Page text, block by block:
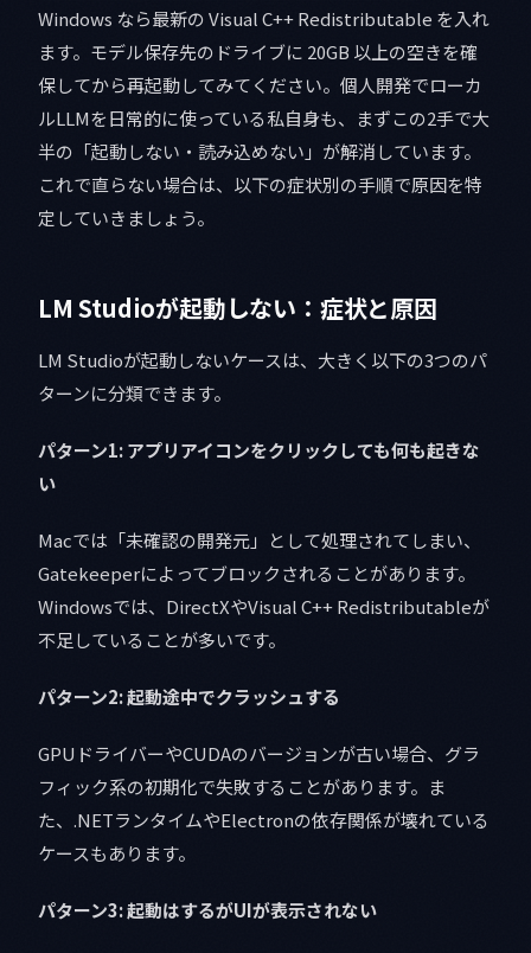
Windows なら最新の Visual C++ Redistributable を入れ
ます。モデル保存先のドライブに 20GB 以上の空きを確
保してから再起動してみてください。個人開発でローカ
ルLLMを日常的に使っている私自身も、まずこの2手で大
半の「起動しない・読み込めない」が解消しています。
これで直らない場合は、以下の症状別の手順で原因を特
定していきましょう。
LM Studioが起動しない：症状と原因
LM Studioが起動しないケースは、大きく以下の3つのパ
ターンに分類できます。
パターン1: アプリアイコンをクリックしても何も起きな
い
Macでは「未確認の開発元」として処理されてしまい、
Gatekeeperによってブロックされることがあります。
Windowsでは、DirectXやVisual C++ Redistributableが
不足していることが多いです。
パターン2: 起動途中でクラッシュする
GPUドライバーやCUDAのバージョンが古い場合、グラ
フィック系の初期化で失敗することがあります。ま
た、.NETランタイムやElectronの依存関係が壊れている
ケースもあります。
パターン3: 起動はするがUIが表示されない